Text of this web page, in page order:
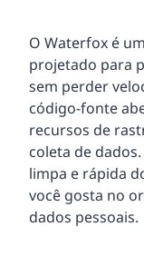
O Waterfox é
projetado para
sem perder
código-fonte
recursos de
coleta de
limpa e rápida
você gosta no
dados pessoais.